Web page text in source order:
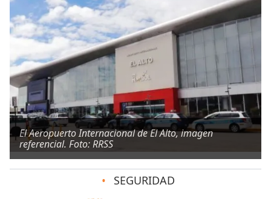
El Aeropuerto Internacional de El Alto, imagen
referencial. Foto: RRSS
• SEGURIDAD